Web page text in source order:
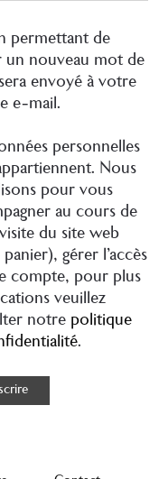
permettant de
un nouveau mot de
envoyé à votre
e-mail.
personnelles
Nous
pour vous
au cours de
du site web
gérer l’accès
compte, pour plus
veuillez
notre politique
.